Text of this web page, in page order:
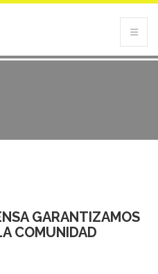
GARANTIZAMOS
COMUNIDAD